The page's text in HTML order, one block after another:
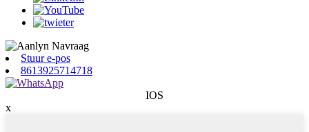
Stuur e-pos
8613925714718
IOS
x